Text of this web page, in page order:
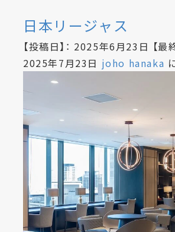
日本リージャス
【投稿日】： 2025年6月23日 【最
2025年7月23日 joho hanaka